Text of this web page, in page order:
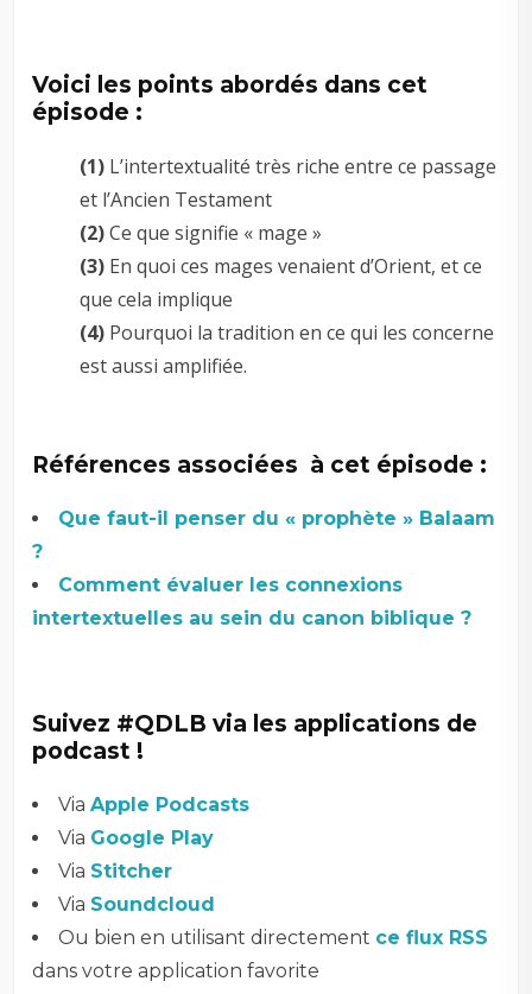
Voici les points abordés dans cet
épisode :
(1) L’intertextualité très riche entre ce passage
et l’Ancien Testament
(2)Ce que signifie « mage »
(3) En quoi ces mages venaient d’Orient, et ce
que cela implique
(4) Pourquoi la tradition en ce qui les concerne
est aussi amplifiée.
Références associées à cet épisode :
Que faut-il penser du « prophète » Balaam
?
Comment évaluer les connexions
intertextuelles au sein du canon biblique ?
Suivez #QDLB via les applications de
podcast !
ViaApple Podcasts
Via Google Play
Via Stitcher
Via Soundcloud
Ou bien en utilisant directement ce flux RSS
dans votre application favorite